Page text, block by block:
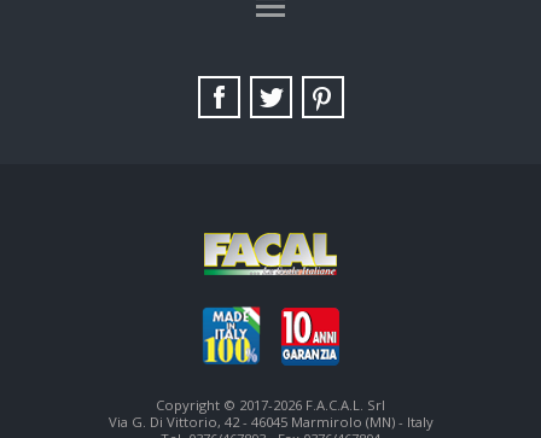
SITE MAP
Copyright © 2017-2026 F.A.C.A.L. Srl
Via G. Di Vittorio, 42 - 46045 Marmirolo (MN) - Italy